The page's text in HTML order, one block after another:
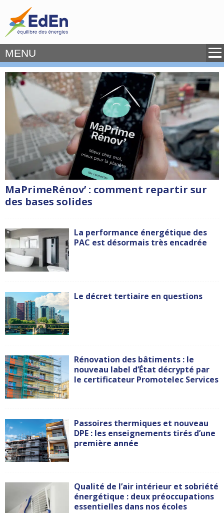
MENU
MaPrimeRénov’ : comment repartir sur
des bases solides
La performance énergétique des
PAC est désormais très encadrée
Le décret tertiaire en questions
Rénovation des bâtiments : le
nouveau label d’État décrypté par
le certificateur Promotelec Services
Passoires thermiques et nouveau
DPE : les enseignements tirés d’une
première année
Qualité de l’air intérieur et sobriété
énergétique : deux préoccupations
essentielles dans nos écoles